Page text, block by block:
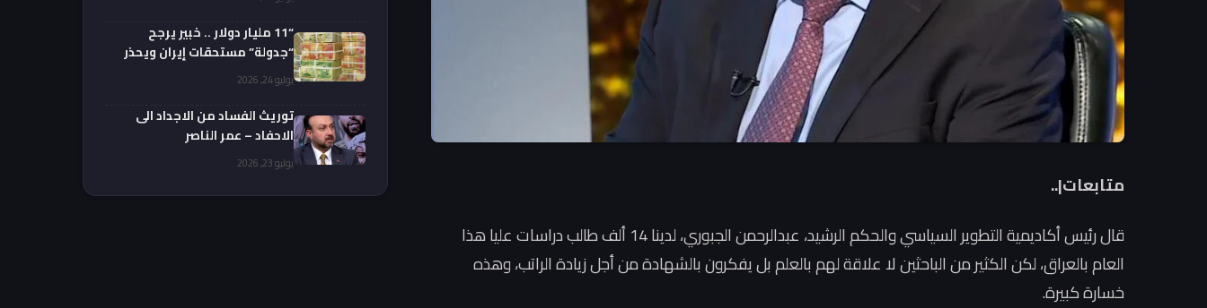
متابعات|..
قال رئيس أكاديمية التطوير السياسي والحكم الرشيد، عبدالرحمن الجبوري، لدينا 14 ألف طالب دراسات عليا هذا
العام بالعراق، لكن الكثير من الباحثين لا علاقة لهم بالعلم بل يفكرون بالشهادة من أجل زيادة الراتب، وهذه
خسارة كبيرة.
“11 مليار دولار .. خبير يرجح
“جدولة” مستحقات إيران ويحذر
من السداد الفورييوليو 24, 2026
توريث الفساد من الاجداد الى
الاحفاد – عمر الناصر
يوليو 23, 2026